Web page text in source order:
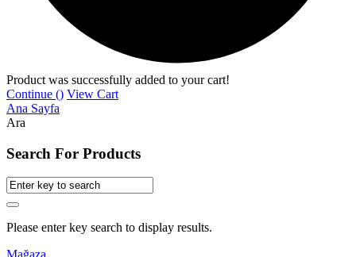
Product was successfully added to your cart!
Continue () View Cart
Ana Sayfa
Ara
Search For Products
Please enter key search to display results.